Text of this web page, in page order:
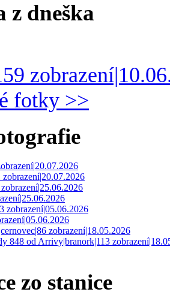
z dneška
fotky >>
zo stanice